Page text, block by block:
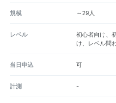
規模 ～29人
レベル
初心者向け、
け、レベル問
当日申込 可
計測 -